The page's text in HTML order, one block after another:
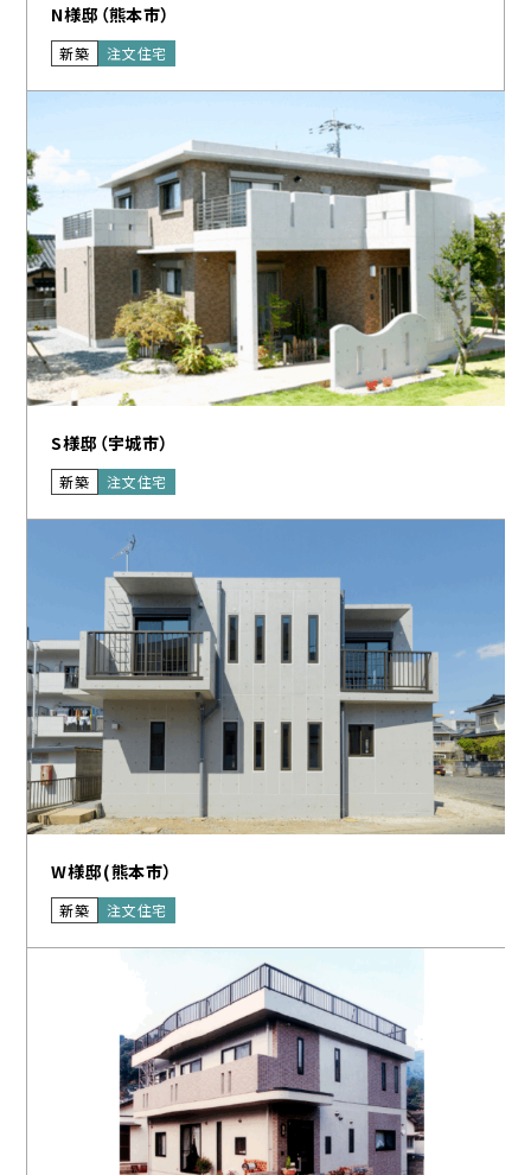
N様邸（熊本市）
新築 注文住宅
S様邸（宇城市）
新築 注文住宅
W様邸(熊本市）
新築 注文住宅